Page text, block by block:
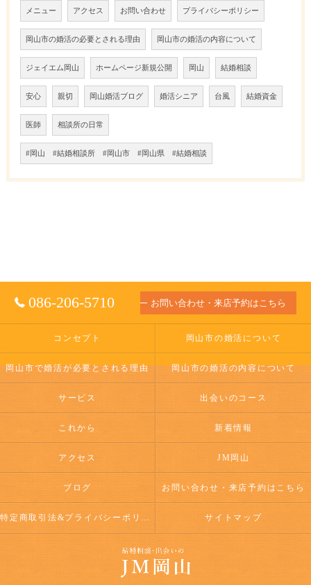
メニュー アクセス お問い合わせ プライバシーポリシー
岡山市の婚活の必要とされる理由 岡山市の婚活の内容について
ジェイエム岡山 ホームページ新規公開 岡山 結婚相談
安心 親切 岡山婚活ブログ 婚活シニア 台風 結婚資金
医師 相談所の日常
#岡山 #結婚相談所 #岡山市 #岡山県 #結婚相談
086-206-5710 お問い合わせ・来店予約はこちら
コンセプト 岡山市の婚活について
岡山市で婚活が必要とされる理由 岡山市の婚活の内容について
サービス 出会いのコース
これから 新着情報
アクセス JM岡山
ブログ お問い合わせ・来店予約はこちら
特定商取引法&プライバシーポリシー サイトマップ